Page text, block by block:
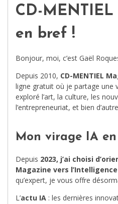
CD-
en bref !
Bonjour, moi, c’est Gaël
Depuis 2010, CD-MENTIEL
ligne gratuit où je partage une
exploré l’art, la culture, les
l’entrepreneuriat, et bien
Mon virage IA
Depuis 2023, j’ai choisi
Magazine vers
qu’expert, je vous offre
L’actu IA : les dernières